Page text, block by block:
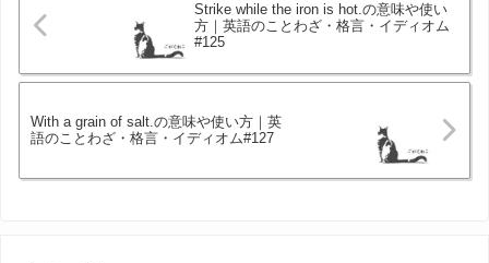
Strike while the iron is hot.の意味や使い
方｜英語のことわざ・格言・イディオム
#125
With a grain of salt.の意味や使い方｜英
語のことわざ・格言・イディオム#127